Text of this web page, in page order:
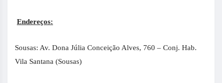
Endereços:
Sousas: Av. Dona Júlia Conceição Alves, 760 – Conj. Hab.
Vila Santana (Sousas)